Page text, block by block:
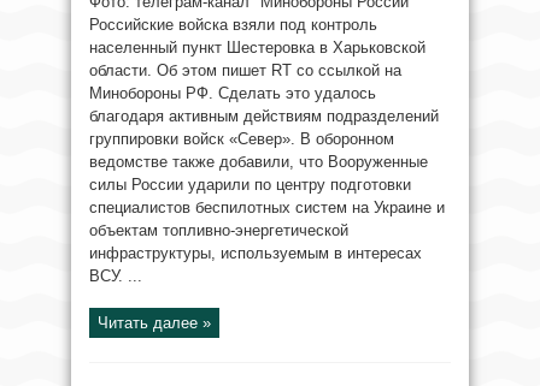
Российские войска взяли под контроль
населенный пункт Шестеровка в Харьковской
области. Об этом пишет RT со ссылкой на
Минобороны РФ. Сделать это удалось
благодаря активным действиям подразделений
группировки войск «Север». В оборонном
ведомстве также добавили, что Вооруженные
силы России ударили по центру подготовки
специалистов беспилотных систем на Украине и
объектам топливно-энергетической
инфраструктуры, используемым в интересах
ВСУ. ...
Читать далее »